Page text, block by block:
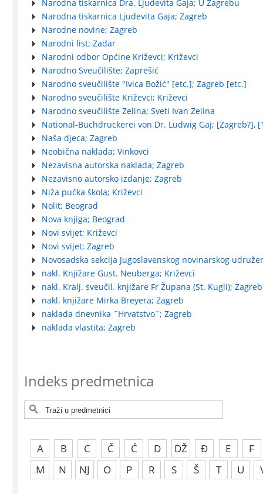
Narodna tiskarnica Dra. Ljudevita Gaja; U Zagrebu
Narodna tiskarnica Ljudevita Gaja; Zagreb
Narodne novine; Zagreb
Narodni list; Zadar
Narodni odbor Općine Križevci; Križevci
Narodno Sveučilište; Zaprešić
Narodno sveučilište "Ivica Božić" [etc.]; Zagreb [etc.]
Narodno sveučilište Križevci; Križevci
Narodno sveučilište Zelina; Sveti Ivan Zelina
National-Buchdruckerei von Dr. Ludwig Gaj; [Zagreb?],
Naša djeca; Zagreb
Neobična naklada; Vinkovci
Nezavisna autorska naklada; Zagreb
Nezavisno autorsko izdanje; Zagreb
Niža pučka škola; Križevci
Nolit; Beograd
Nova knjiga; Beograd
Novi svijet; Križevci
Novi svijet; Zagreb
Novosadska sekcija Jugoslavenskog novinarskog
nakl. Knjižare Gust. Neuberga; Križevci
nakl. Kralj. sveučil. knjižare Fr Župana (St. Kugli); Zagreb
nakl. knjižare Mirka Breyera; Zagreb
naklada dnevnika ˝Hrvatstvo˝; Zagreb
naklada vlastita; Zagreb
Indeks predmetnica
A B C Č Ć D DŽ Đ E
F
M
N NJ O P R S Š T U